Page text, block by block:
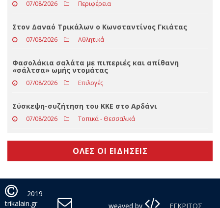
07/08/2026 Απόψεις
Π.Ε. Τρικάλων- 3ο δελτίο προειδοποιήσεων
φυτοπροστασίας της βαμβακοκαλλιέργειας
Στον Δαναό Τρικάλων ο Κωνσταντίνος Γκιάτας
07/08/2026 Αθλητικά
Φασολάκια σαλάτα με πιπεριές και απίθανη
«σάλτσα» ωμής ντομάτας
Σύσκεψη-συζήτηση του ΚΚΕ στο Αρδάνι
07/08/2026 Τοπικά - Θεσσαλικά